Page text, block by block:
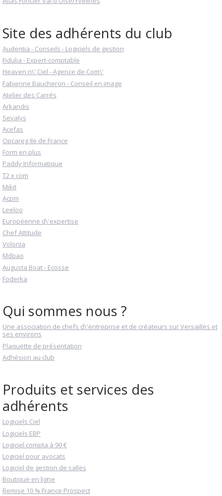
Site des adhérents du club
Audentia - Conseils - Logiciels de gestion
Fidulia - Expert-comptable
Heaven n\' Ciel - Agence de Com\'
Fabienne Baucheron - Conseil en image
Atelier des Carrés
Arkandis
Sevalys
Acefas
Opcareg Ile de France
Form en plus
Paddy Informatique
T2 x com
Mikit
Acpm
Leeloo
Européenne d\'expertise
Chef Attitude
Volonia
Mdpao
Augusta Boat - Ecosse
Foderka
Qui sommes nous ?
Une association de chefs d\'entreprise et de créateurs sur Versailles et
ses environs
Plaquette de présentation
Adhésion au club
Produits et services des
adhérents
Logiciels Ciel
Logiciels EBP
Logiciel compta à 90 €
Logiciel pour avocats
Logiciel de gestion de salles
Boutique en ligne
Remise 10 % France Prospect